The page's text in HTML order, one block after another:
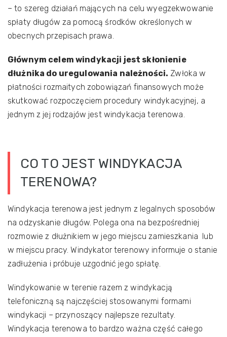
– to szereg działań mających na celu wyegzekwowanie
spłaty długów za pomocą środków określonych w
obecnych przepisach prawa.
Głównym celem windykacji jest skłonienie
dłużnika do uregulowania należności. Zwłoka w
płatności rozmaitych zobowiązań finansowych może
skutkować rozpoczęciem procedury windykacyjnej, a
jednym z jej rodzajów jest windykacja terenowa.
CO TO JEST WINDYKACJA
TERENOWA?
Windykacja terenowa jest jednym z legalnych sposobów
na odzyskanie długów. Polega ona na bezpośredniej
rozmowie z dłużnikiem w jego miejscu zamieszkania lub
w miejscu pracy. Windykator terenowy informuje o stanie
zadłużenia i próbuje uzgodnić jego spłatę.
Windykowanie w terenie razem z windykacją
telefoniczną są najczęściej stosowanymi formami
windykacji – przynoszący najlepsze rezultaty.
Windykacja terenowa to bardzo ważna część całego